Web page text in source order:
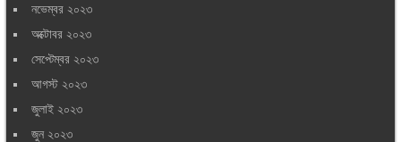
নভেম্বর ২০২৩
অক্টোবর ২০২৩
সেপ্টেম্বর ২০২৩
আগস্ট ২০২৩
জুলাই ২০২৩
জুন ২০২৩